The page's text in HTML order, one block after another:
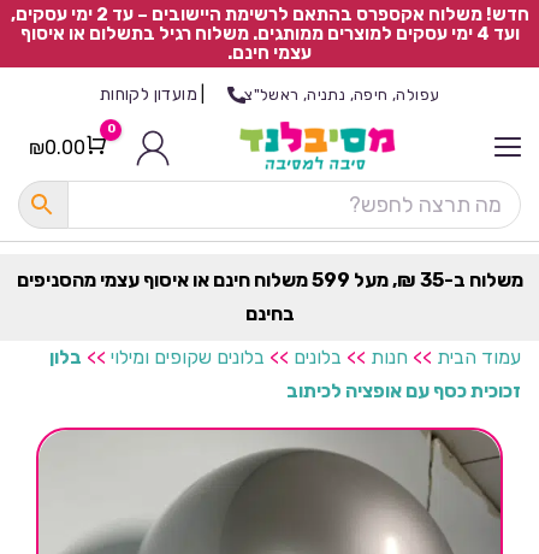
חדש! משלוח אקספרס בהתאם לרשימת היישובים – עד 2 ימי עסקים,
ועד 4 ימי עסקים למוצרים ממותגים. משלוח רגיל בתשלום או איסוף
עצמי חינם.
עפולה, חיפה, נתניה, ראשל"צ מועדון לקוחות
Cart
0
₪0.00
משלוח ב-35 ₪, מעל 599 משלוח חינם או איסוף עצמי מהסניפים
בחינם
עמוד הבית >> חנות >> בלונים >> בלונים שקופים ומילוי >> בלון
זכוכית כסף עם אופציה לכיתוב